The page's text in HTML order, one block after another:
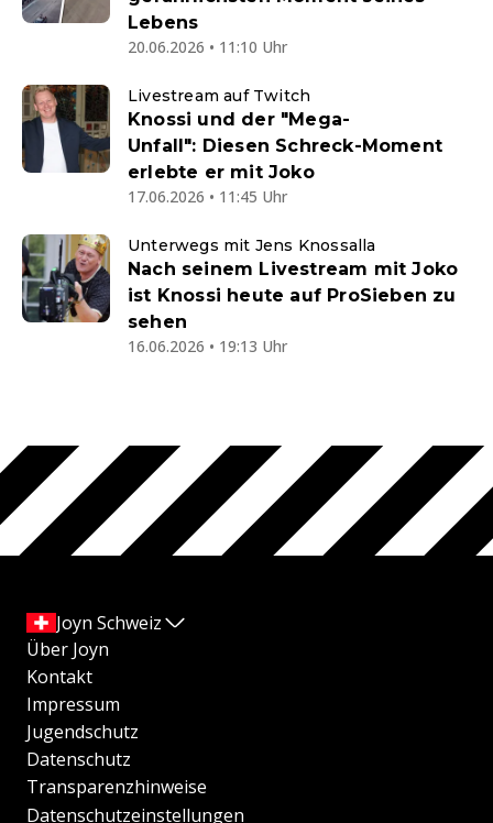
Lebens
20.06.2026 • 11:10 Uhr
Livestream auf Twitch
Knossi und der "Mega-
Unfall": Diesen Schreck-Moment
erlebte er mit Joko
17.06.2026 • 11:45 Uhr
Unterwegs mit Jens Knossalla
Nach seinem Livestream mit Joko
ist Knossi heute auf ProSieben zu
sehen
16.06.2026 • 19:13 Uhr
Joyn Schweiz
Über Joyn
Kontakt
Impressum
Jugendschutz
Datenschutz
Transparenzhinweise
Datenschutzeinstellungen